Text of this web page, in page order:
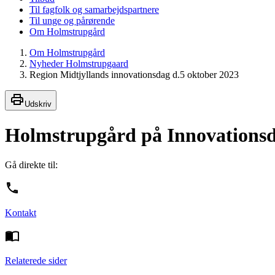
Til fagfolk og samarbejdspartnere
Til unge og pårørende
Om Holmstrupgård
Om Holmstrupgård
Nyheder Holmstrupgaard
Region Midtjyllands innovationsdag d.5 oktober 2023
Udskriv
Holmstrupgård på
Gå direkte til:
Kontakt
Relaterede sider